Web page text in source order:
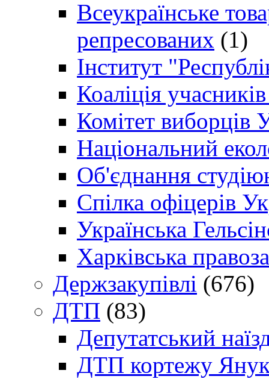
Всеукраїнське
репресованих (1)
Інститут
Коаліція
Комітет виборців
Національний
Об'єднання
Спілка офіцерів
Українська
Харківська
Держзакупівлі (676)
ДТП (83)
Депутатський
ДТП кортежу